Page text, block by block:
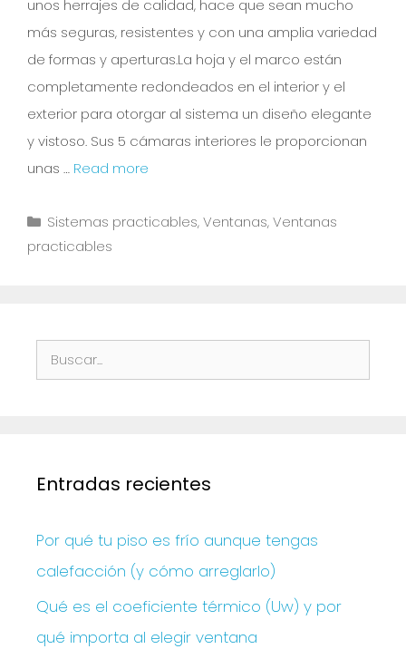
unos herrajes de calidad, hace que sean mucho
más seguras, resistentes y con una amplia variedad
de formas y aperturas.La hoja y el marco están
completamente redondeados en el interior y el
exterior para otorgar al sistema un diseño elegante
y vistoso. Sus 5 cámaras interiores le proporcionan
unas … Read more
Sistemas practicables,Ventanas,Ventanas
practicables
Entradas recientes
Por qué tu piso es frío aunque tengas
calefacción (y cómo arreglarlo)
Qué es el coeficiente térmico (Uw) y por
qué importa al elegir ventana